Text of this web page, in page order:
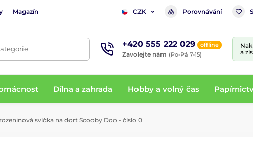
Magazín CZK Porovnávání
+420 555 222 029 offline
Zavolejte nám (Po-Pá 7-15)
a
Dílna a zahrada Hobby a volný čas
svíčka na dort Scooby Doo - číslo 0